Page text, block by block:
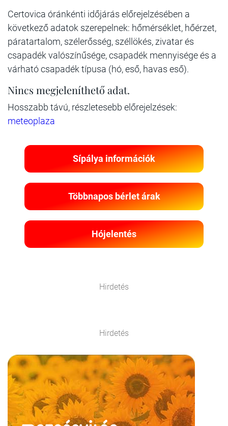
Certovica óránkénti időjárás előrejelzésében a
következő adatok szerepelnek: hőmérséklet, hőérzet,
páratartalom, szélerősség, széllökés, zivatar és
csapadék valószínűsége, csapadék mennyisége és a
várható csapadék típusa (hó, eső, havas eső).
Nincs megjeleníthető adat.
Hosszabb távú, részletesebb előrejelzések:
meteoplaza
Sípálya információk
Többnapos bérlet árak
Hójelentés
Hirdetés
Hirdetés